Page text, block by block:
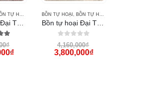
TỰ HOẠI ĐẠI THÀNH
of 5
₫
₫
BỒN TỰ HOẠI BỒN TỰ HOẠI ĐẠI THÀNH
Bồn tự hoại Đại Thành 1000 lít
0 out of 5
4,160,000₫
3,800,000₫